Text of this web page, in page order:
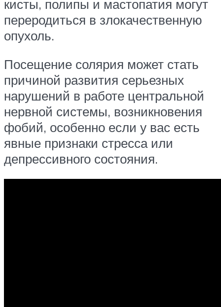
кисты, полипы и мастопатия могут
переродиться в злокачественную
опухоль.
Посещение солярия может стать
причиной развития серьезных
нарушений в работе центральной
нервной системы, возникновения
фобий, особенно если у вас есть
явные признаки стресса или
депрессивного состояния.